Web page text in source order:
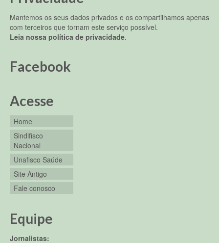
Mantemos os seus dados privados e os compartilhamos apenas
com terceiros que tornam este serviço possível.
Leia nossa política de privacidade.
Facebook
Acesse
Home
Sindifisco
Nacional
Unafisco Saúde
Site Antigo
Fale conosco
Equipe
Jornalistas: